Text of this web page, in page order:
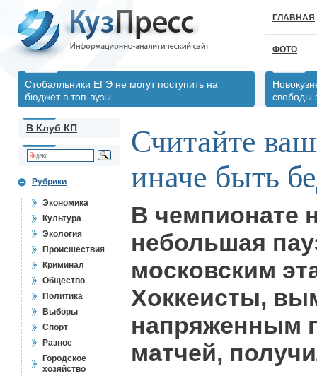
ГЛАВНАЯ
ФОТО
Стобалльники ЕГЭ не могут поступить на
бюджет в топ-вузы...
свободы
В Клуб КП
Рубрики
Экономика
Культура
Экология
Происшествия
Криминал
Общество
Политика
Выборы
Спорт
Разное
Городское
хозяйство
Считайте
иначе быть
В чемпионате
небольшая
московским
Хоккеисты,
напряженным
матчей,